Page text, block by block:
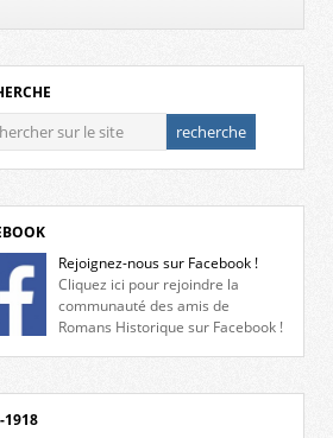
Rejoignez-nous sur Facebook !
Cliquez ici pour rejoindre la
communauté des amis de
Romans Historique sur Facebook !
1918